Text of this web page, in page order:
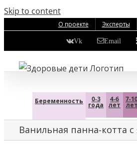
Skip to content
О проекте Эксперты
Vk Email
Беременность 0-3
года
4-6
лет
7-
Ванильная панна-котта